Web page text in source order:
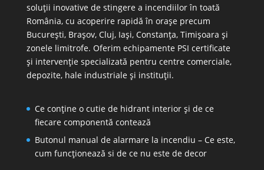
soluții inovative de stingere a incendiilor în toată
România, cu acoperire rapidă în orașe precum
București, Brașov, Cluj, Iași, Constanța, Timișoara și
zonele limitrofe. Oferim echipamente PSI certificate
și intervenție specializată pentru centre comerciale,
depozite, hale industriale și instituții.
Ce conține o cutie de hidrant interior și de ce
fiecare componentă contează
Butonul manual de alarmare la incendiu – Ce este,
cum funcționează si de ce nu este de decor